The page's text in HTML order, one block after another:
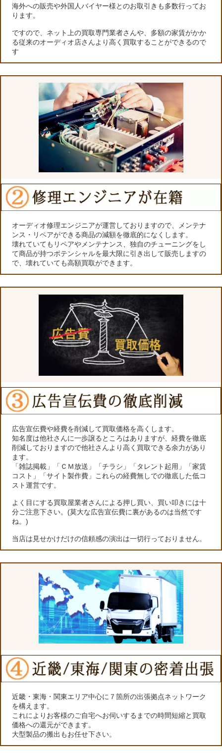
海外への販売や外国人バイヤー様とのお取引きも多数行ってお
ります。
ですので、ネット上の買取専門業者さんや、多額の家賃がかか
る従来のオーディオ店さんより高く買取することができるので
す
オーディオ修理エンジニアが運営しておりますので、メンテナ
ンス・リペアができる商品の減額を徹底的になくします。
壊れていてもリペアやメンテナンス、独自のチューニングをし
て商品が持つポテンシャルを最大限に引き出して販売しますの
で、壊れていても高額買取ができます。
広告宣伝費や経費を削減して買取価格を高くします。
知名度は他社さんに一歩譲るところはありますが、経費を徹底
削減しておりますので他社さんより高く買取できる余力があり
ます。
「雑誌掲載」「ＣＭ放送」「チラシ」「タレント起用」「家賃
コスト」「サイト製作費」これらの経費無しでの徹底した低コ
スト運営です。
よく目にする買取屋業者さんによる押し買い、買い叩きには十
分ご注意下さい。(莫大な広告宣伝費に裏があるのは当然です
ね。)
当店は見せかけだけの信頼感の演出は一切行っておりません。
近畿・東海・関東エリア中心に７箇所の出張拠点ネットワーク
を構えます。
これによりお客様のご自宅へお伺いするまでの時間短縮と買取
価格への還元ができます。
大型製品の搬出もお任せ下さい。